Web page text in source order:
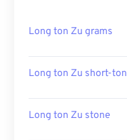
Long ton Zu grams
Long ton Zu short-ton
Long ton Zu stone